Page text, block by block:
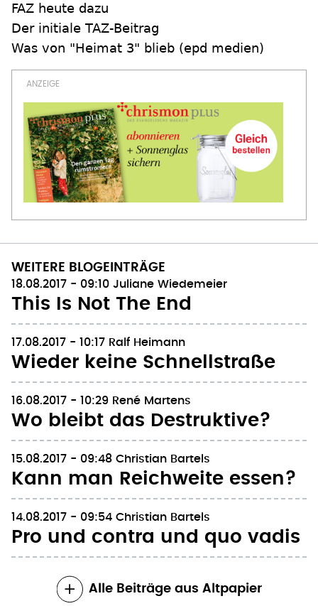
FAZ heute dazu
Der initiale TAZ-Beitrag
Was von "Heimat 3" blieb (epd medien)
WEITERE BLOGEINTRÄGE
18.08.2017 - 09:10 Juliane Wiedemeier
This Is Not The End
17.08.2017 - 10:17 Ralf Heimann
Wieder keine Schnellstraße
16.08.2017 - 10:29 René Martens
Wo bleibt das Destruktive?
15.08.2017 - 09:48 Christian Bartels
Kann man Reichweite essen?
14.08.2017 - 09:54 Christian Bartels
Pro und contra und quo vadis
Alle Beiträge aus Altpapier